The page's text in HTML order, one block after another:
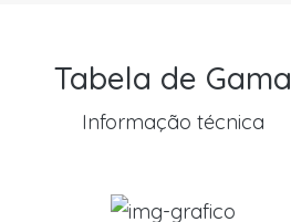
Tabela de Gama
Informação técnica